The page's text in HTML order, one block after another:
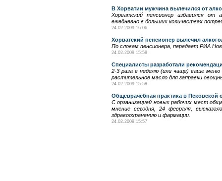
В Хорватии мужчина вылечился от
Хорватский пенсионер избавился от
ежедневно в больших количествах
24.02.2009 16:06
Хорватский пенсионер вылечил
По словам пенсионера, передает РИА
24.02.2009 15:58
Специалисты разработали
2-3 раза в неделю (или чаще) ваше
растительное масло для заправки
24.02.2009 15:58
Общеврачебная практика в Псковской
С организацией новых рабочих мест
мнение сегодня, 24 февраля,
здравоохранению и фармации.
24.02.2009 15:57